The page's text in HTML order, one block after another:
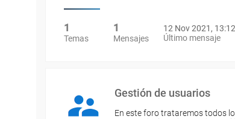
1
Temas
1
Mensajes
12 Nov 2021, 13:12
Último mensaje
Gestión de usuarios
En este foro trataremos todos